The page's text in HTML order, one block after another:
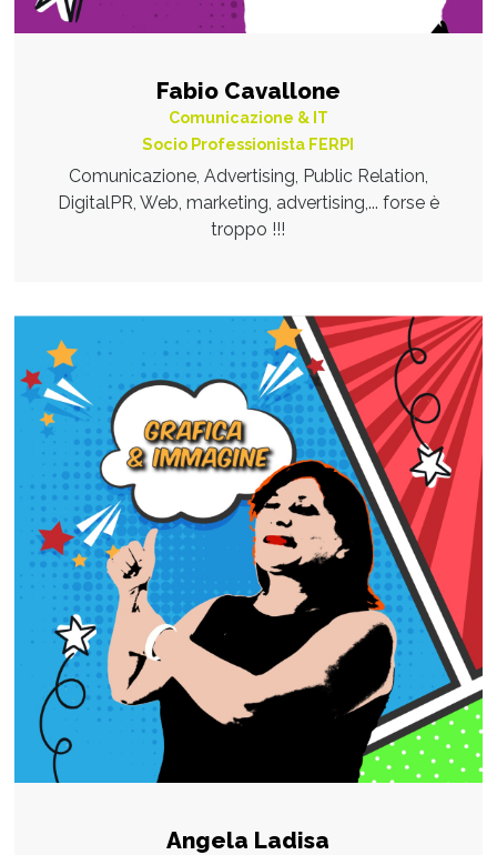
Fabio Cavallone
Comunicazione & IT
Socio Professionista FERPI
Comunicazione, Advertising, Public Relation,
DigitalPR, Web, marketing, advertising,... forse è
troppo !!!
Angela Ladisa